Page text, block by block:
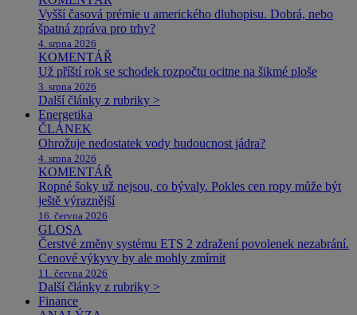
Vyšší časová prémie u amerického dluhopisu. Dobrá, nebo
špatná zpráva pro trhy?
4. srpna 2026
KOMENTÁŘ
Už příští rok se schodek rozpočtu ocitne na šikmé ploše
3. srpna 2026
Další články z rubriky >
Energetika
ČLÁNEK
Ohrožuje nedostatek vody budoucnost jádra?
4. srpna 2026
KOMENTÁŘ
Ropné šoky už nejsou, co bývaly. Pokles cen ropy může být
ještě výraznější
16. června 2026
GLOSA
Čerstvé změny systému ETS 2 zdražení povolenek nezabrání.
Cenové výkyvy by ale mohly zmírnit
11. června 2026
Další články z rubriky >
Finance